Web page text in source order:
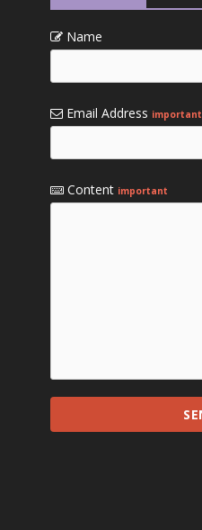
Name
Email Address important
Content important